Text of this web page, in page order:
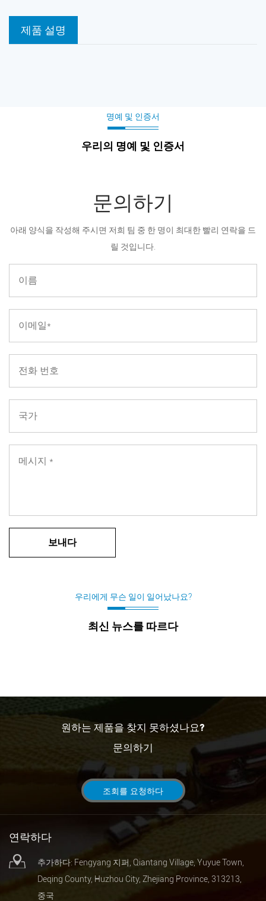
제품 설명
명예 및 인증서
우리의 명예 및 인증서
문의하기
아래 양식을 작성해 주시면 저희 팀 중 한 명이 최대한 빨리 연락을 드
릴 것입니다.
우리에게 무슨 일이 일어났나요?
최신 뉴스를 따르다
원하는 제품을 찾지 못하셨나요?
문의하기
조회를 요청하다
연락하다
추가하다: Fengyang 지퍼, Qiantang Village, Yuyue Town,
Deqing County, Huzhou City, Zhejiang Province, 313213,
중국